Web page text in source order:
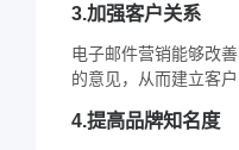
3.加强客户关系
电子邮件营销能够改
的意见，从而建立客户
4.提高品牌知名度